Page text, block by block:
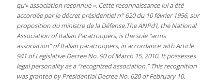
qu’« association reconnue ». Cette reconnaissance lui a été
accordée par le décret présidentiel n° 620 du 10 février 1956, sur
proposition du ministre de la Défense.The ANPd’I, the National
Association of Italian Paratroopers, is the sole “arms
association” of Italian paratroopers, in accordance with Article
941 of Legislative Decree No. 90 of March 15, 2010. It possesses
legal personality as a “recognized association.” This recognition
was granted by Presidential Decree No. 620 of February 10,